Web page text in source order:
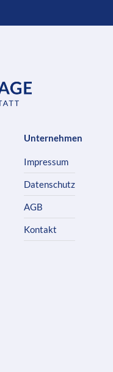
Unternehmen
Impressum
Datenschutz
AGB
Kontakt